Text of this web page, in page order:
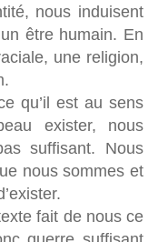
nous induisent
être humain. En
une religion,
qu’il est au sens
exister, nous
suffisant. Nous
nous sommes et
fait de nous ce